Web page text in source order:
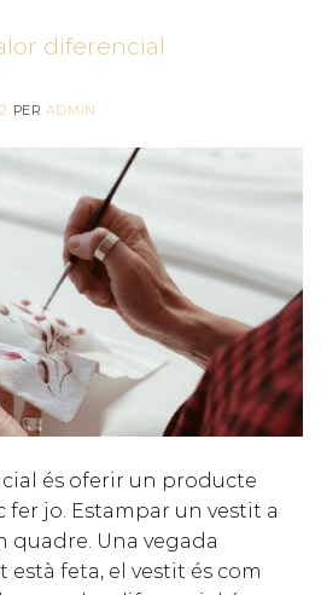
diferencial
PER ADMIN
és oferir un producte
jo. Estampar un vestit a
quadre. Una vegada
està feta, el vestit és com